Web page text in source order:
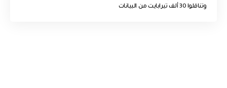
وتناقلوا 30 ألف تيرابايت من البيانات